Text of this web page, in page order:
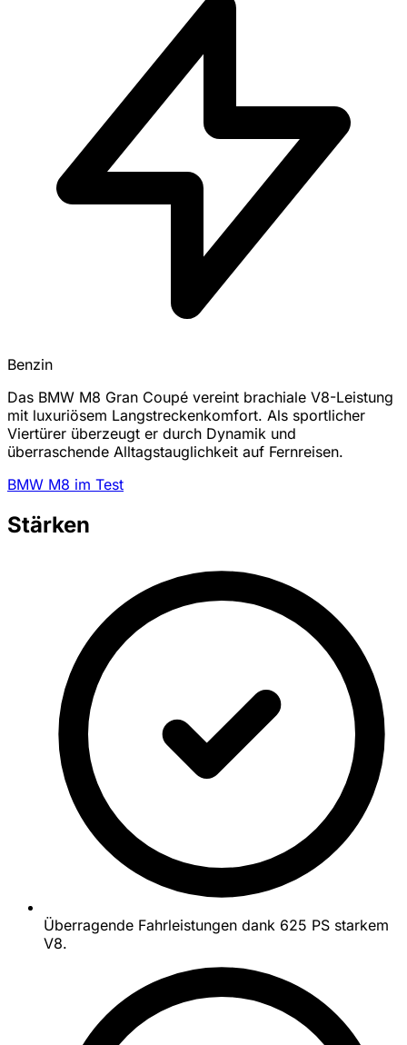
Benzin
Das BMW M8 Gran Coupé vereint brachiale V8-Leistung
mit luxuriösem Langstreckenkomfort. Als sportlicher
Viertürer überzeugt er durch Dynamik und
überraschende Alltagstauglichkeit auf Fernreisen.
BMW M8 im Test
Stärken
Überragende Fahrleistungen dank 625 PS starkem
V8.